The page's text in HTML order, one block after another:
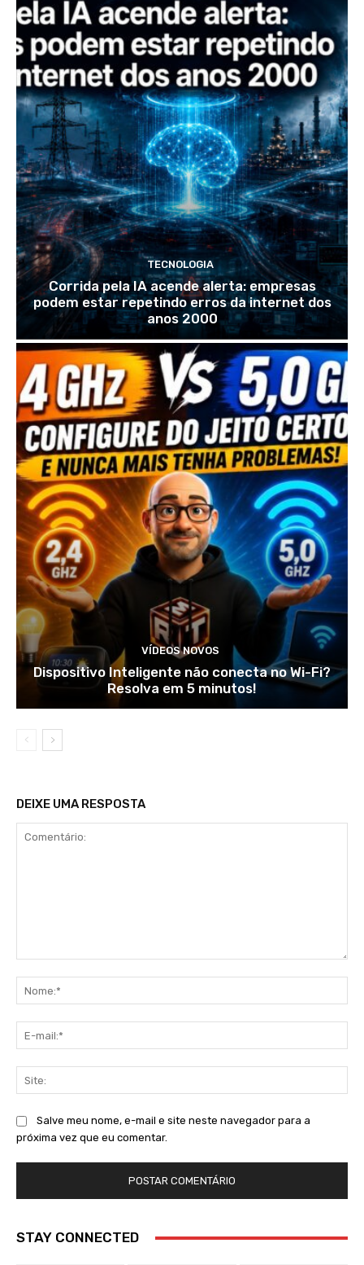
TECNOLOGIA
Corrida pela IA acende alerta: empresas
podem estar repetindo erros da internet dos
anos 2000
VÍDEOS NOVOS
Dispositivo Inteligente não conecta no Wi-Fi?
Resolva em 5 minutos!
DEIXE UMA RESPOSTA
Salve meu nome, e-mail e site neste navegador para a
próxima vez que eu comentar.
STAY CONNECTED